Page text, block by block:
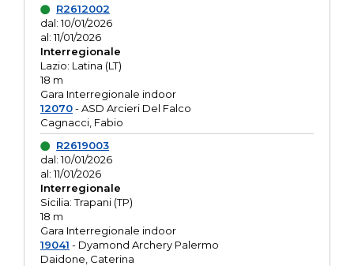
R2612002
dal: 10/01/2026
al: 11/01/2026
Interregionale
Lazio: Latina (LT)
18 m
Gara Interregionale indoor
12070- ASD Arcieri Del Falco
Cagnacci, Fabio
R2619003
dal: 10/01/2026
al: 11/01/2026
Interregionale
Sicilia: Trapani (TP)
18 m
Gara Interregionale indoor
19041 - Dyamond Archery Palermo
Daidone, Caterina